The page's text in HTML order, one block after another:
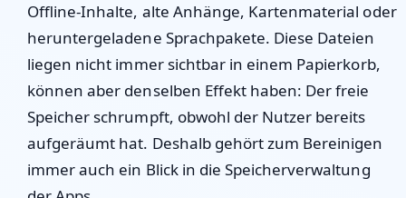
Offline-Inhalte, alte Anhänge, Kartenmaterial oder
heruntergeladene Sprachpakete. Diese Dateien
liegen nicht immer sichtbar in einem Papierkorb,
können aber denselben Effekt haben: Der freie
Speicher schrumpft, obwohl der Nutzer bereits
aufgeräumt hat. Deshalb gehört zum Bereinigen
immer auch ein Blick in die Speicherverwaltung